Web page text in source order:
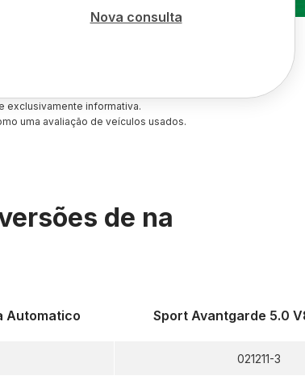
Nova consulta
exclusivamente informativa.
uma avaliação de veículos usados.
de na
Automatico Sport Avantgarde 5.0
021211-3